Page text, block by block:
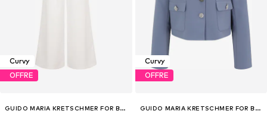
Curvy
OFFRE
GUIDO MARIA KRETSCHMER FOR BRIDGERTON
Curvy
OFFRE
GUIDO MARIA KRETSCHMER FOR BRIDGERTON